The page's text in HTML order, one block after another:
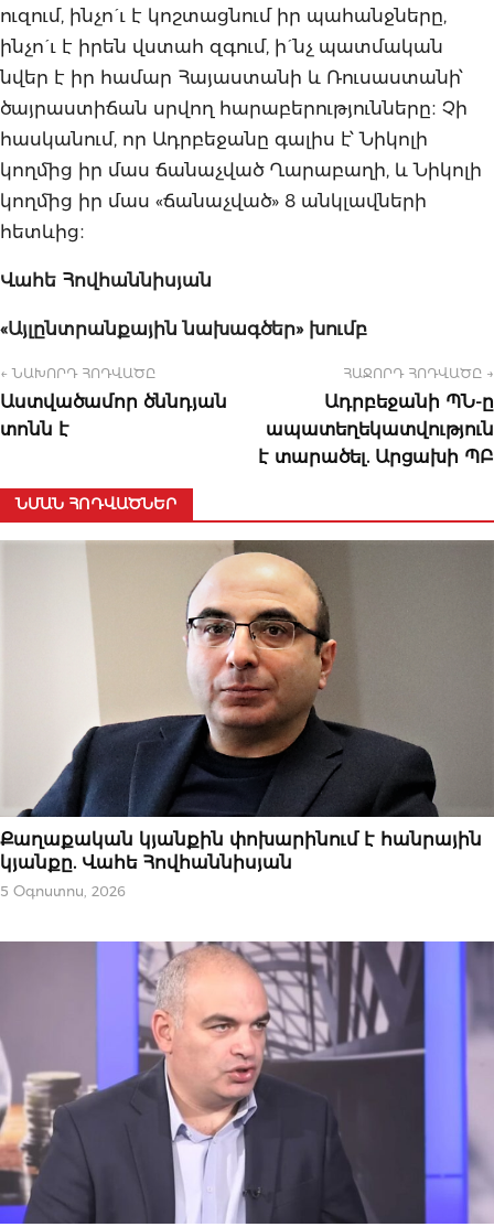
ուզում, ինչո´ւ է կոշտացնում իր պահանջները,
ինչո´ւ է իրեն վստահ զգում, ի´նչ պատմական
նվեր է իր համար Հայաստանի և Ռուսաստանի՝
ծայրաստիճան սրվող հարաբերությունները։ Չի
հասկանում, որ Ադրբեջանը գալիս է՝ Նիկոլի
կողմից իր մաս ճանաչված Ղարաբաղի, և Նիկոլի
կողմից իր մաս «ճանաչված» 8 անկլավների
հետևից։
Վահե Հովհաննիսյան
«Այլընտրանքային նախագծեր» խումբ
← ՆԱԽՈՐԴ ՀՈԴՎԱԾԸ
Աստվածամոր ծննդյան
տոնն է
ՀԱՋՈՐԴ ՀՈԴՎԱԾԸ →
Ադրբեջանի ՊՆ-ը
ապատեղեկատվություն
է տարածել. Արցախի ՊԲ
ՆՄԱՆ ՀՈԴՎԱԾՆԵՐ
ԿԱՐԵՎՈՐԸ
Քաղաքական կյանքին փոխարինում է հանրային
կյանքը. Վահե Հովհաննիսյան
5 Օգոստոս, 2026